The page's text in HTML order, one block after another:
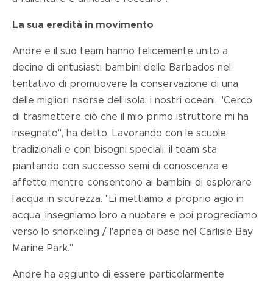
La sua eredità in movimento
Andre e il suo team hanno felicemente unito a
decine di entusiasti bambini delle Barbados nel
tentativo di promuovere la conservazione di una
delle migliori risorse dell'isola: i nostri oceani. "Cerco
di trasmettere ciò che il mio primo istruttore mi ha
insegnato", ha detto. Lavorando con le scuole
tradizionali e con bisogni speciali, il team sta
piantando con successo semi di conoscenza e
affetto mentre consentono ai bambini di esplorare
l'acqua in sicurezza. "Li mettiamo a proprio agio in
acqua, insegniamo loro a nuotare e poi progrediamo
verso lo snorkeling / l'apnea di base nel Carlisle Bay
Marine Park."
Andre ha aggiunto di essere particolarmente